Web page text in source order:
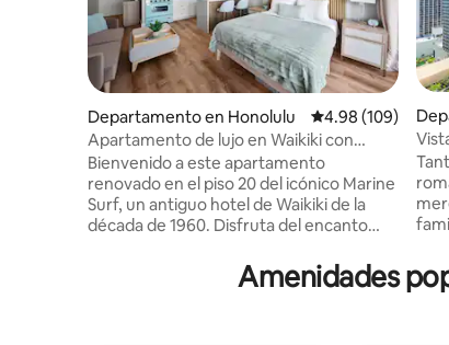
Departamento en Honolulu Calificación
4.98 (109)
Apartamento de lujo en Waikiki con
encanto retro y aparcamiento
GRATUITO
Bienvenido a este apartamento
renovado en el piso 20 del icónico Marine
Surf, un antiguo hotel de Waikiki de la
década de 1960. Disfruta del encanto
vista parcial al mar, aparcamiento
subterráneo GRATUITO, internet
Amenidades